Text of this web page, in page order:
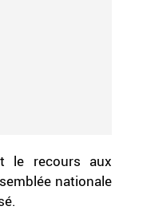
le recours aux
nationale